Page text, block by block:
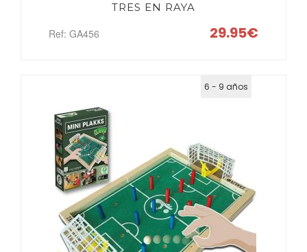
TRES EN RAYA
Ref: GA456 29.95€
6 - 9 años